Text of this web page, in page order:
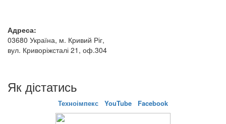
Адреса:
03680 Україна, м. Кривий Ріг,
вул. Криворіжсталі 21, оф.304
Як дістатись
Техноімпекс YouTube Facebook